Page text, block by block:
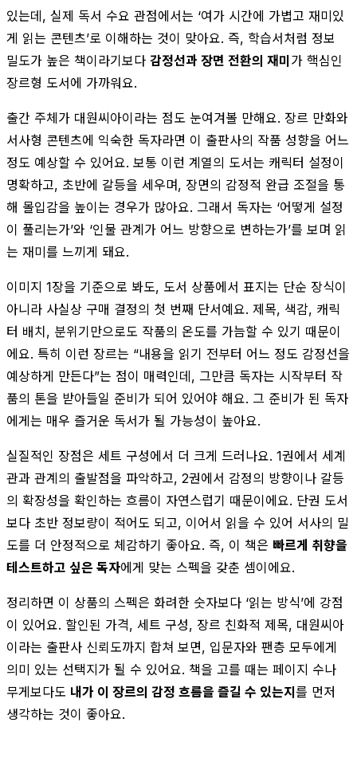
있는데, 실제 독서 수요 관점에서는 ‘여가 시간에 가볍고 재미있
게 읽는 콘텐츠’로 이해하는 것이 맞아요. 즉, 학습서처럼 정보
밀도가 높은 책이라기보다 감정선과 장면 전환의 재미가 핵심인
장르형 도서에 가까워요.
출간 주체가 대원씨아이라는 점도 눈여겨볼 만해요. 장르 만화와
서사형 콘텐츠에 익숙한 독자라면 이 출판사의 작품 성향을 어느
정도 예상할 수 있어요. 보통 이런 계열의 도서는 캐릭터 설정이
명확하고, 초반에 갈등을 세우며, 장면의 감정적 완급 조절을 통
해 몰입감을 높이는 경우가 많아요. 그래서 독자는 ‘어떻게 설정
이 풀리는가’와 ‘인물 관계가 어느 방향으로 변하는가’를 보며 읽
는 재미를 느끼게 돼요.
이미지 1장을 기준으로 봐도, 도서 상품에서 표지는 단순 장식이
아니라 사실상 구매 결정의 첫 번째 단서예요. 제목, 색감, 캐릭
터 배치, 분위기만으로도 작품의 온도를 가늠할 수 있기 때문이
에요. 특히 이런 장르는 “내용을 읽기 전부터 어느 정도 감정선을
예상하게 만든다”는 점이 매력인데, 그만큼 독자는 시작부터 작
품의 톤을 받아들일 준비가 되어 있어야 해요. 그 준비가 된 독자
에게는 매우 즐거운 독서가 될 가능성이 높아요.
실질적인 장점은 세트 구성에서 더 크게 드러나요. 1권에서 세계
관과 관계의 출발점을 파악하고, 2권에서 감정의 방향이나 갈등
의 확장성을 확인하는 흐름이 자연스럽기 때문이에요. 단권 도서
보다 초반 정보량이 적어도 되고, 이어서 읽을 수 있어 서사의 밀
도를 더 안정적으로 체감하기 좋아요. 즉, 이 책은 빠르게 취향을
테스트하고 싶은 독자에게 맞는 스펙을 갖춘 셈이에요.
정리하면 이 상품의 스펙은 화려한 숫자보다 ‘읽는 방식’에 강점
이 있어요. 할인된 가격, 세트 구성, 장르 친화적 제목, 대원씨아
이라는 출판사 신뢰도까지 합쳐 보면, 입문자와 팬층 모두에게
의미 있는 선택지가 될 수 있어요. 책을 고를 때는 페이지 수나
무게보다도 내가 이 장르의 감정 흐름을 즐길 수 있는지를 먼저
생각하는 것이 좋아요.